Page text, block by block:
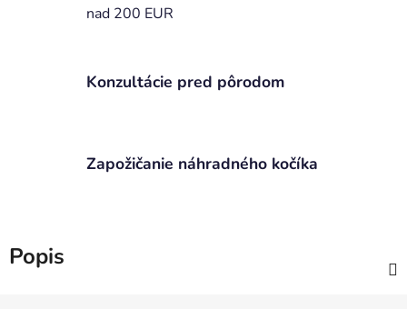
nad 200 EUR
Konzultácie pred pôrodom
Zapožičanie náhradného kočíka
Popis